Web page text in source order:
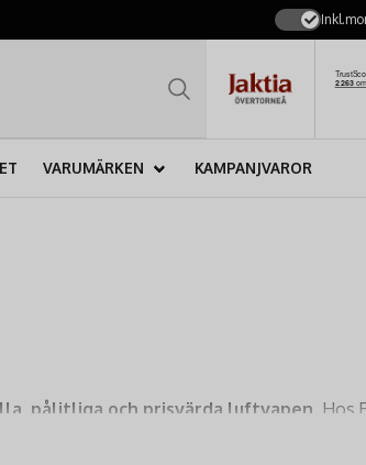
VARUMÄRKEN KAMPANJVAROR
pålitliga och prisvärda luftvapen .
att leverera hög prestanda och innovativa